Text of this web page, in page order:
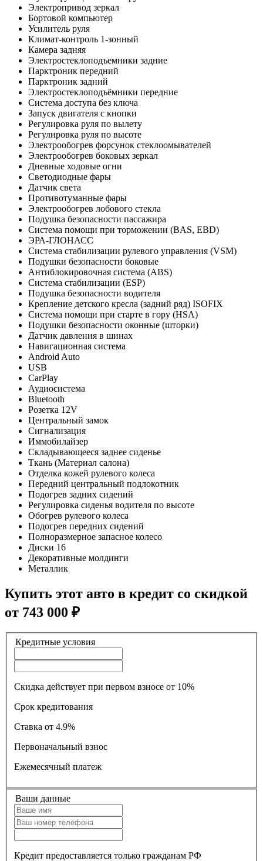
Электропривод зеркал
Бортовой компьютер
Усилитель руля
Климат-контроль 1-зонный
Камера задняя
Электростеклоподъемники задние
Парктроник передний
Парктроник задний
Электростеклоподъёмники передние
Система доступа без ключа
Запуск двигателя с кнопки
Регулировка руля по вылету
Регулировка руля по высоте
Электрообогрев форсунок стеклоомывателей
Электрообогрев боковых зеркал
Дневные ходовые огни
Светодиодные фары
Датчик света
Противотуманные фары
Электрообогрев лобового стекла
Подушка безопасности пассажира
Система помощи при торможении (BAS, EBD)
ЭРА-ГЛОНАСС
Система стабилизации рулевого управления (VSM)
Подушки безопасности боковые
Антиблокировочная система (ABS)
Система стабилизации (ESP)
Подушка безопасности водителя
Крепление детского кресла (задний ряд) ISOFIX
Система помощи при старте в гору (HSA)
Подушки безопасности оконные (шторки)
Датчик давления в шинах
Навигационная система
Android Auto
USB
CarPlay
Аудиосистема
Bluetooth
Розетка 12V
Центральный замок
Сигнализация
Иммобилайзер
Складывающееся заднее сиденье
Ткань (Материал салона)
Отделка кожей рулевого колеса
Передний центральный подлокотник
Подогрев задних сидений
Регулировка сиденья водителя по высоте
Обогрев рулевого колеса
Подогрев передних сидений
Полноразмерное запасное колесо
Диски 16
Декоративные молдинги
Металлик
Купить этот авто в кредит со скидкой
от 743 000 ₽
Кредитные условия
Скидка действует при первом взносе от 10%
Срок кредитования
Ставка
от 4.9%
Первоначальный взнос
Ежемесячный платеж
Ваши данные
Кредит предоставляется только гражданам РФ